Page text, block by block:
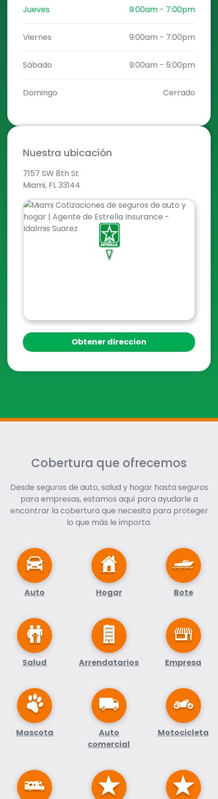
Jueves 9:00am - 7:00pm
Viernes 9:00am - 7:00pm
Sábado 9:00am - 5:00pm
Domingo Cerrado
Nuestra ubicación
7157 SW 8th St
Miami, FL 33144
Obtener direccion
Cobertura que ofrecemos
Desde seguros de auto, salud y hogar hasta seguros
para empresas, estamos aquí para ayudarle a
encontrar la cobertura que necesita para proteger
lo que más le importa.
Auto Hogar Bote
Salud Arrendatarios Empresa
Mascota
Auto
comercial
Motocicleta